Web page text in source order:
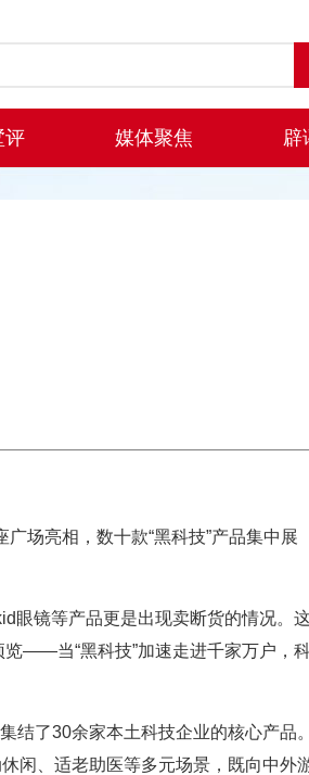
评 媒体聚焦 辟
场亮相，数十款“黑科技”产品集中展
眼镜等产品更是出现卖断货的情况。
览——当“黑科技”加速走进千家万户，
结了30余家本土科技企业的核心产品。
闲、适老助医等多元场景，既向中外